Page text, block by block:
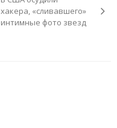
хакера, «сливавшего»
интимные фото звезд